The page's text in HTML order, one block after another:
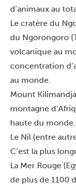
d’animaux au
Le cratère du
du Ngorongoro
volcanique au
concentration
au monde.
Mount
montagne
haute du monde.
Le Nil (entre
C’est la plus
La Mer Rouge
de plus de 1100